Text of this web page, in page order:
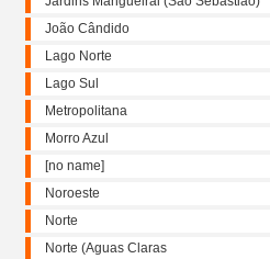
João Cândido
Lago Norte
Lago Sul
Metropolitana
Morro Azul
[no name]
Noroeste
Norte
Norte (Aguas Claras